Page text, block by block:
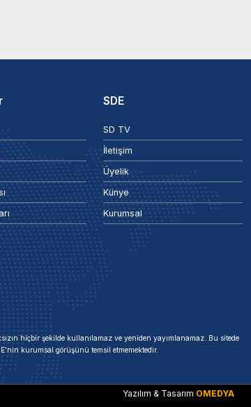
SDE
SD TV
İletişim
Üyelik
Künye
Kurumsal
hiçbir şekilde kullanılamaz ve yeniden yayımlanamaz. Bu sitede
kurumsal görüşünü temsil etmemektedir.
Yazılım & Tasarım OMEDYA